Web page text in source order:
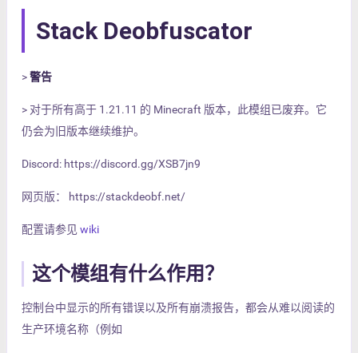
Stack Deobfuscator
>警告
> 对于所有高于 1.21.11 的 Minecraft 版本，此模组已废弃。它
仍会为旧版本继续维护。
Discord: https://discord.gg/XSB7jn9
网页版： https://stackdeobf.net/
配置请参见 wiki
这个模组有什么作用？
控制台中显示的所有错误以及所有崩溃报告，都会从难以阅读的
生产环境名称（例如